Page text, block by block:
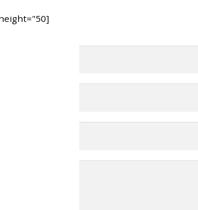
[ultimate_spacer height="50"]